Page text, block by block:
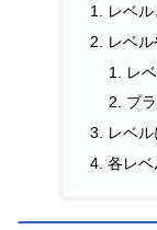
レベ
レベ
レ
プ
レベ
各レ